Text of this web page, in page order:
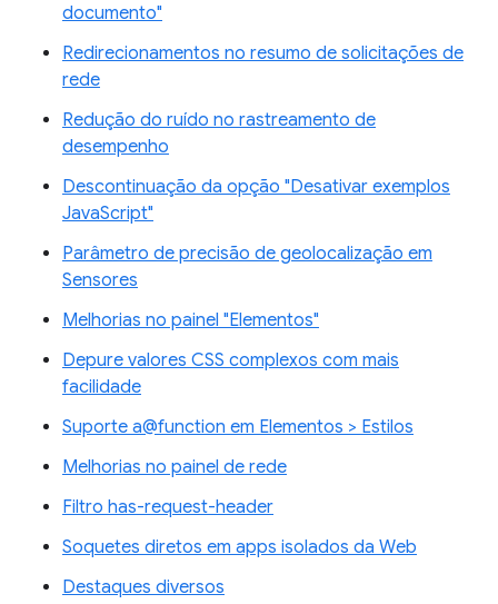
documento"
Redirecionamentos no resumo de solicitações de
rede
Redução do ruído no rastreamento de
desempenho
Descontinuação da opção "Desativar exemplos
JavaScript"
Parâmetro de precisão de geolocalização em
Sensores
Melhorias no painel "Elementos"
Depure valores CSS complexos com mais
facilidade
Suporte a@function em Elementos > Estilos
Melhorias no painel de rede
Filtro has-request-header
Soquetes diretos em apps isolados da Web
Destaques diversos